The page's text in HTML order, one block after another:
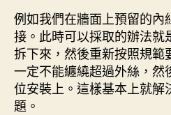
例如我們在牆面上預留的內
接。此時可以採取的辦法就
拆下來，然後重新按照規範
一定不能纏繞超過外絲，然
位安裝上。這樣基本上就解
題。